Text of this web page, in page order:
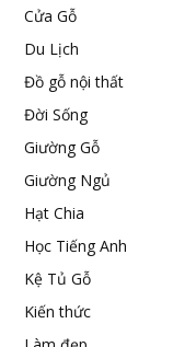
Cửa Gỗ
Du Lịch
Đồ gỗ nội thất
Đời Sống
Giường Gỗ
Giường Ngủ
Hạt Chia
Học Tiếng Anh
Kệ Tủ Gỗ
Kiến thức